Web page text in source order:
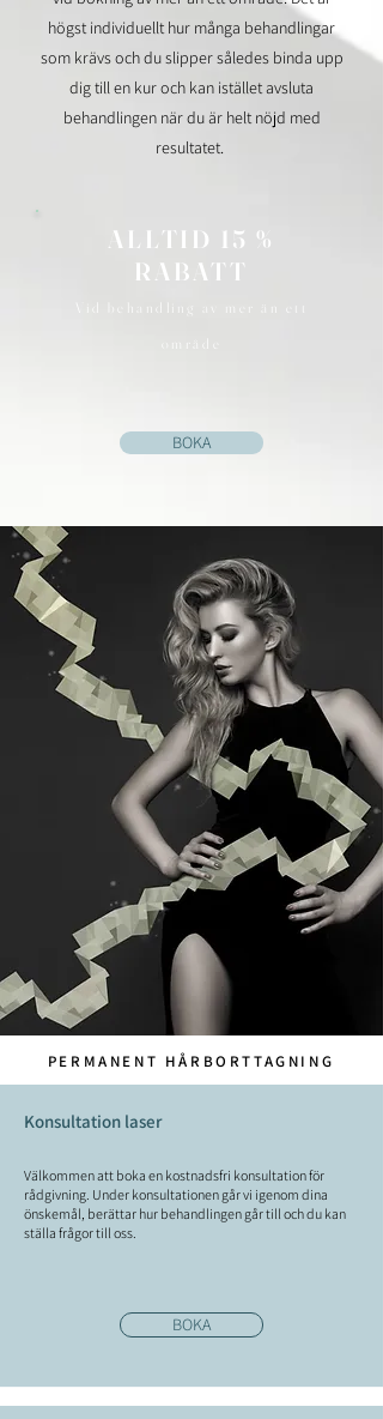
högst individuellt hur många behandlingar
som krävs och du slipper således binda upp
dig till en kur och kan istället avsluta
behandlingen när du är helt nöjd med
resultatet.
ALLTI D 15 %
RABATT
Vid behandling av mer än ett
område
BOKA
PERMANENT HÅRBORTTAGNING
Konsultation laser
Välkommen att boka en kostnadsfri konsultation för
rådgivning. Under konsultationen går vi igenom dina
önskemål, berättar hur behandlingen går till och du kan
ställa frågor till oss.
BOKA